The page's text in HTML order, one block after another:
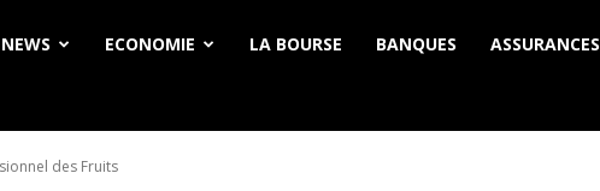
ECONOMIE LA BOURSE BANQUES ASSURANCES
des Fruits